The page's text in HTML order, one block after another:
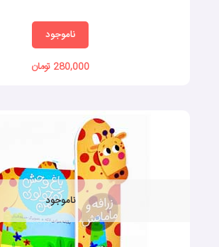
ناموجود
280,000 تومان
ناموجود